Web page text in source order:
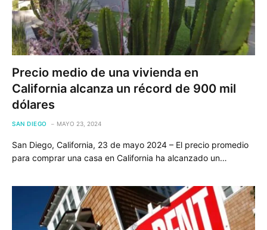
Precio medio de una vivienda en
California alcanza un récord de 900 mil
dólares
SAN DIEGO MAYO 23, 2024
San Diego, California, 23 de mayo 2024 – El precio promedio
para comprar una casa en California ha alcanzado un…